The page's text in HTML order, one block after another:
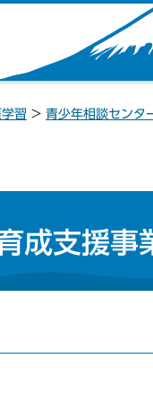
習 > 青少年相談センタ
成支援